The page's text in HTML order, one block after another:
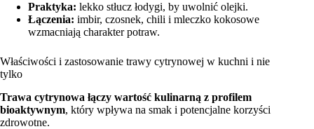
Praktyka: lekko stłucz łodygi, by uwolnić olejki.
Łączenia: imbir, czosnek, chili i mleczko kokosowe
wzmacniają charakter potraw.
Właściwości i zastosowanie trawy cytrynowej w kuchni i nie
tylko
Trawa cytrynowa łączy wartość kulinarną z profilem
bioaktywnym, który wpływa na smak i potencjalne korzyści
zdrowotne.